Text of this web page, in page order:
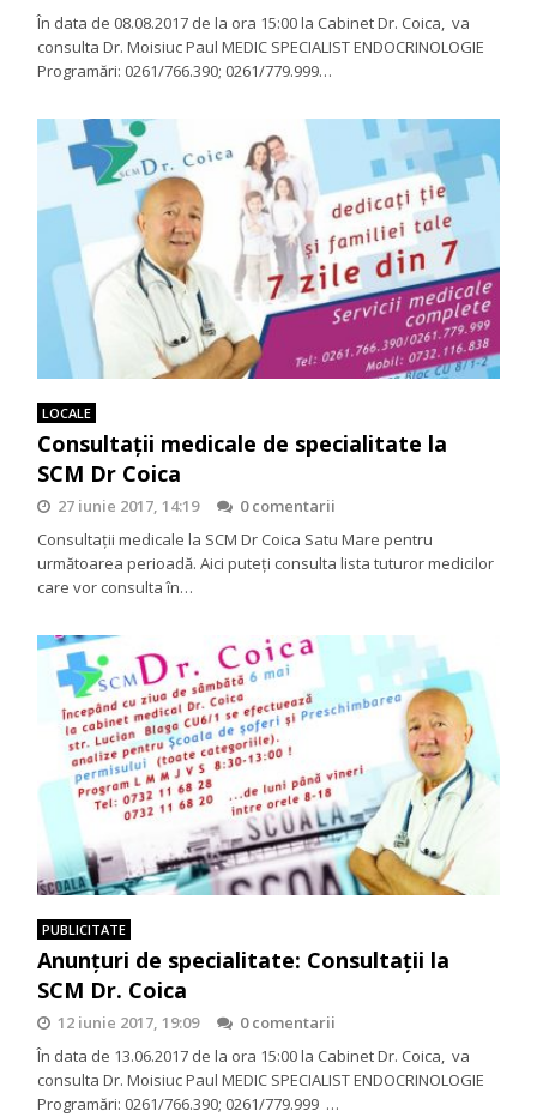
În data de 08.08.2017 de la ora 15:00 la Cabinet Dr. Coica, va
consulta Dr. Moisiuc Paul MEDIC SPECIALIST ENDOCRINOLOGIE
Programări: 0261/766.390; 0261/779.999…
LOCALE
Consultaţii medicale de specialitate la
SCM Dr Coica
27 iunie 2017, 14:19
0 comentarii
Consultații medicale la SCM Dr Coica Satu Mare pentru
următoarea perioadă. Aici puteți consulta lista tuturor medicilor
care vor consulta în…
PUBLICITATE
Anunţuri de specialitate: Consultaţii la
SCM Dr. Coica
12 iunie 2017, 19:09
0 comentarii
În data de 13.06.2017 de la ora 15:00 la Cabinet Dr. Coica, va
consulta Dr. Moisiuc Paul MEDIC SPECIALIST ENDOCRINOLOGIE
Programări: 0261/766.390; 0261/779.999 …